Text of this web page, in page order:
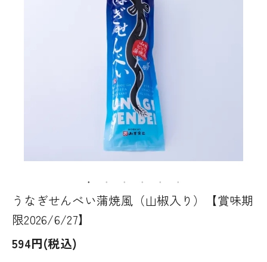
うなぎせんべい蒲焼風（山椒入り）【賞味期
限2026/6/27】
594円(税込)